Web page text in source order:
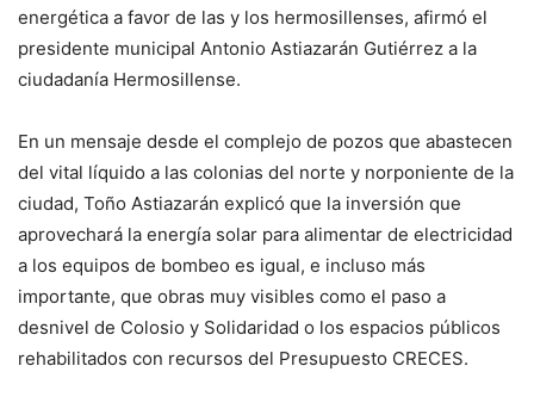
energética a favor de las y los hermosillenses, afirmó el
presidente municipal Antonio Astiazarán Gutiérrez a la
ciudadanía Hermosillense.
En un mensaje desde el complejo de pozos que abastecen
del vital líquido a las colonias del norte y norponiente de la
ciudad, Toño Astiazarán explicó que la inversión que
aprovechará la energía solar para alimentar de electricidad
a los equipos de bombeo es igual, e incluso más
importante, que obras muy visibles como el paso a
desnivel de Colosio y Solidaridad o los espacios públicos
rehabilitados con recursos del Presupuesto CRECES.